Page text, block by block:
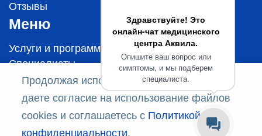
Здравствуйте! Это
онлайн-чат медицинского
центра Аквила.
Опишите ваш вопрос или
симптомы, и мы подберем
специалиста.
Отзывы
Меню
Услуги и программы
Специалисты
Цены
Стандарты оказания медицинской помощи
Политика конфиденциальности
Продолжая использовать этот сайт, вы
даете согласие на использование файлов
cookies и соглашаетесь с Политикой
конфиденциальности.